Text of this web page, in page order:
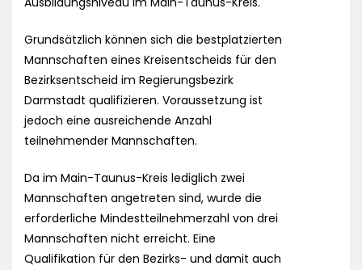
Grundsätzlich können sich die bestplatzierten
Mannschaften eines Kreisentscheids für den
Bezirksentscheid im Regierungsbezirk
Darmstadt qualifizieren. Voraussetzung ist
jedoch eine ausreichende Anzahl
teilnehmender Mannschaften.
Da im Main-Taunus-Kreis lediglich zwei
Mannschaften angetreten sind, wurde die
erforderliche Mindestteilnehmerzahl von drei
Mannschaften nicht erreicht. Eine
Qualifikation für den Bezirks- und damit auch